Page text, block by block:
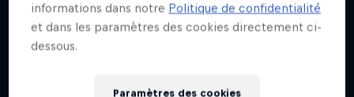
informations dans notre Politique de confidentialité
et dans les paramètres des cookies directement ci-
dessous.
Paramètres des cookies